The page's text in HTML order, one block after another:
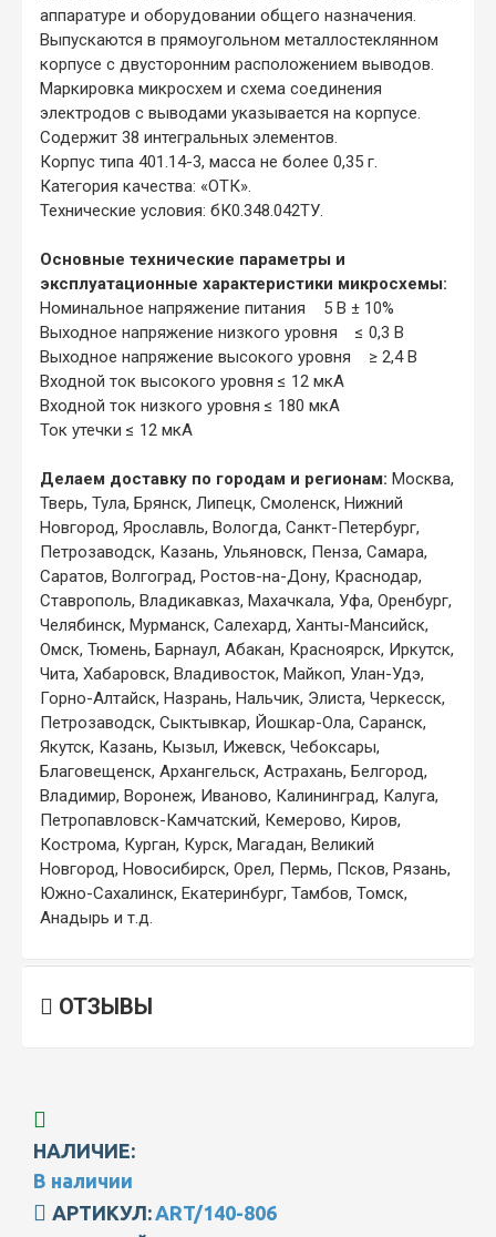
аппаратуре и оборудовании общего назначения.
Выпускаются в прямоугольном металлостеклянном
корпусе с двусторонним расположением выводов.
Маркировка микросхем и схема соединения
электродов с выводами указывается на корпусе.
Содержит 38 интегральных элементов.
Корпус типа 401.14-3, масса не более 0,35 г.
Категория качества: «ОТК».
Технические условия: бК0.348.042ТУ.
Основные технические параметры и
эксплуатационные характеристики микросхемы:
Номинальное напряжение питания 5 В ± 10%
Выходное напряжение низкого уровня ≤ 0,3 В
Выходное напряжение высокого уровня ≥ 2,4 В
Входной ток высокого уровня ≤ 12 мкА
Входной ток низкого уровня ≤ 180 мкА
Ток утечки ≤ 12 мкА
Делаем доставку по городам и регионам: Москва,
Тверь, Тула, Брянск, Липецк, Смоленск, Нижний
Новгород, Ярославль, Вологда, Санкт-Петербург,
Петрозаводск, Казань, Ульяновск, Пенза, Самара,
Саратов, Волгоград, Ростов-на-Дону, Краснодар,
Ставрополь, Владикавказ, Махачкала, Уфа, Оренбург,
Челябинск, Мурманск, Салехард, Ханты-Мансийск,
Омск, Тюмень, Барнаул, Абакан, Красноярск, Иркутск,
Чита, Хабаровск, Владивосток, Майкоп, Улан-Удэ,
Горно-Алтайск, Назрань, Нальчик, Элиста, Черкесск,
Петрозаводск, Сыктывкар, Йошкар-Ола, Саранск,
Якутск, Казань, Кызыл, Ижевск, Чебоксары,
Благовещенск, Архангельск, Астрахань, Белгород,
Владимир, Воронеж, Иваново, Калининград, Калуга,
Петропавловск-Камчатский, Кемерово, Киров,
Кострома, Курган, Курск, Магадан, Великий
Новгород, Новосибирск, Орел, Пермь, Псков, Рязань,
Южно-Сахалинск, Екатеринбург, Тамбов, Томск,
Анадырь и т.д.
ОТЗЫВЫ
НАЛИЧИЕ:
В наличии
АРТИКУЛ: ART/140-806